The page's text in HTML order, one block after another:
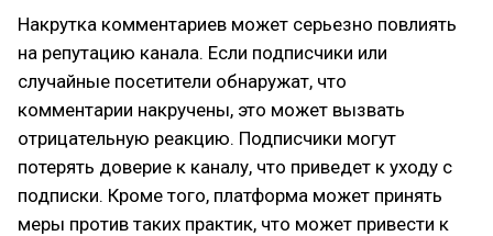
Накрутка комментариев может серьезно повлиять
на репутацию канала. Если подписчики или
случайные посетители обнаружат, что
комментарии накручены, это может вызвать
отрицательную реакцию. Подписчики могут
потерять доверие к каналу, что приведет к уходу с
подписки. Кроме того, платформа может принять
меры против таких практик, что может привести к